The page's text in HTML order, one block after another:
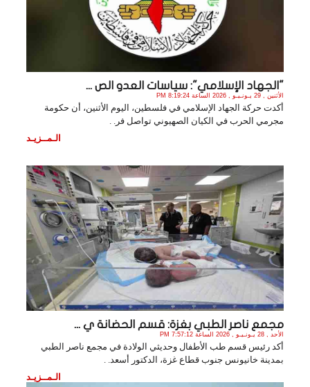
"الجهاد الإسلامي": سياسات العدو الص ...
الأثنين , 29 يـونـيـو , 2026 الساعة 8:19:24 PM
أكدت حركة الجهاد الإسلامي في فلسطين، اليوم الأثنين، أن حكومة
مجرمي الحرب في الكيان الصهيوني تواصل فر. .
الـمــزيـد
مجمع ناصر الطبي بغزة: قسم الحضانة ي ...
الأحد , 28 يـونـيـو , 2026 الساعة 7:57:12 PM
أكد رئيس قسم طب الأطفال وحديثي الولادة في مجمع ناصر الطبي
بمدينة خانيونس جنوب قطاع غزة، الدكتور أسعد. .
الـمــزيـد